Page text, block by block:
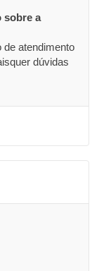
sobre a
atendimento
dúvidas